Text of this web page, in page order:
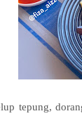
tepung,